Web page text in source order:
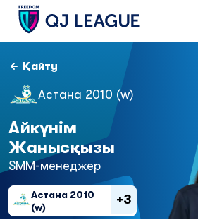
Қайту
Астана 2010 (w)
Айкүнім
Жанысқызы
SMM-менеджер
Астана 2010
(w)
+3